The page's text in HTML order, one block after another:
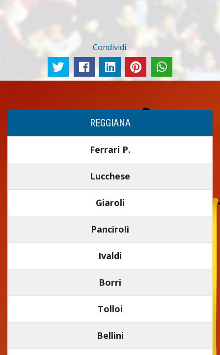
Condividi:
REGGIANA
Ferrari P.
Lucchese
Giaroli
Panciroli
Ivaldi
Borri
Tolloi
Bellini